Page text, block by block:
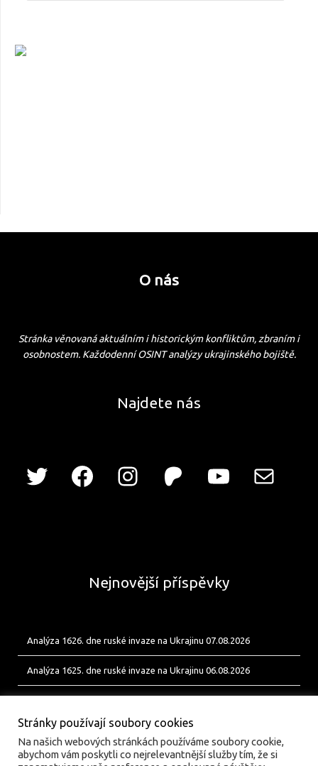
O nás
Stránka věnovaná aktuálním i historickým konfliktům, zbraním i
osobnostem. Každodenní OSINT analýzy ukrajinského bojiště.
Najdete nás
Nejnovější příspěvky
Analýza 1626. dne ruské invaze na Ukrajinu 07.08.2026
Analýza 1625. dne ruské invaze na Ukrajinu 06.08.2026
Stránky používají soubory cookies
Na našich webových stránkách používáme soubory cookie,
abychom vám poskytli co nejrelevantnější služby tím, že si